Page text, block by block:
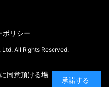
ポリシー
All Rights Reserved.
同意頂ける場
承諾する